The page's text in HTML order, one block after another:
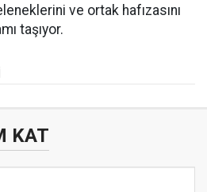
ve ortak hafızasını
taşıyor.
KAT